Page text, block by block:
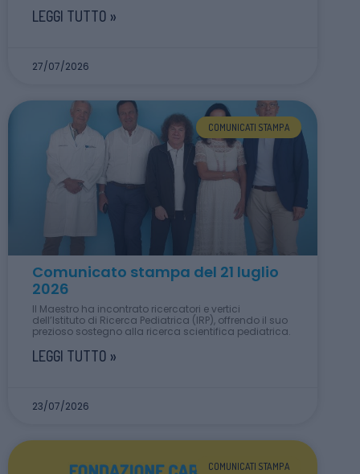
LEGGI TUTTO »
27/07/2026
COMUNICATI STAMPA
Comunicato stampa del 21 luglio
2026
Il Maestro ha incontrato ricercatori e vertici
dell’Istituto di Ricerca Pediatrica (IRP), offrendo il suo
prezioso sostegno alla ricerca scientifica pediatrica.
LEGGI TUTTO »
23/07/2026
COMUNICATI STAMPA